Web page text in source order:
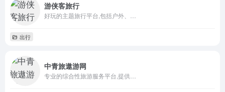
游侠客旅行
好玩的主题旅行平台,包括户外、…
出行
中青旅遨游网
专业的综合性旅游服务平台,提供…